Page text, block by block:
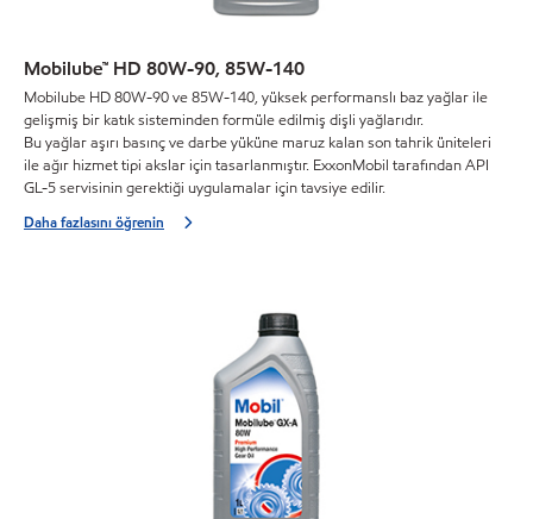
Mobilube™ HD 80W-90, 85W-140
Mobilube HD 80W-90 ve 85W-140, yüksek performanslı baz yağlar ile
gelişmiş bir katık sisteminden formüle edilmiş dişli yağlarıdır.
Bu yağlar aşırı basınç ve darbe yüküne maruz kalan son tahrik üniteleri
ile ağır hizmet tipi akslar için tasarlanmıştır. ExxonMobil tarafından API
GL-5 servisinin gerektiği uygulamalar için tavsiye edilir.
Daha fazlasını öğrenin